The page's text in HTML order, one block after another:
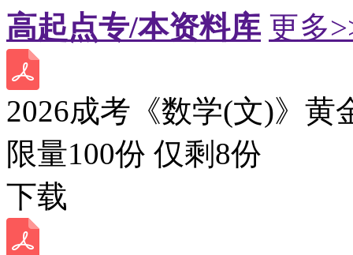
高起点专/本资料库 更多
2026成考《数学(文)》黄
限量100份 仅剩 8份
下载